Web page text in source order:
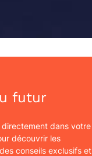
futur
dans votre
découvrir les
conseils exclusifs et